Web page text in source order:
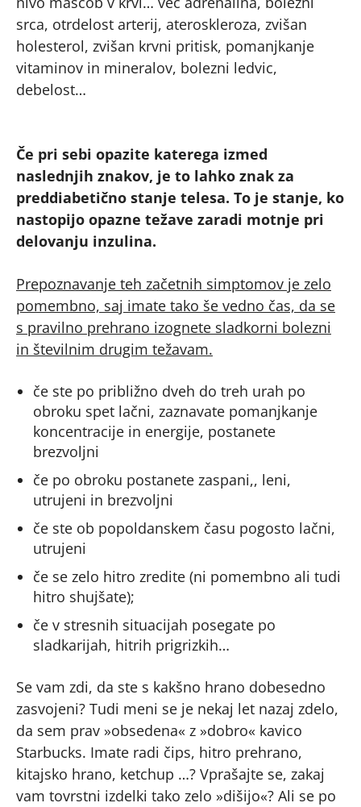
srca, otrdelost arterij, ateroskleroza, zvišan
holesterol, zvišan krvni pritisk, pomanjkanje
vitaminov in mineralov, bolezni ledvic,
debelost…
Če pri sebi opazite katerega izmed
naslednjih znakov, je to lahko znak za
preddiabetično stanje telesa. To je stanje, ko
nastopijo opazne težave zaradi motnje pri
delovanju inzulina.
Prepoznavanje teh začetnih simptomov je zelo
pomembno, saj imate tako še vedno čas, da se
s pravilno prehrano izognete sladkorni bolezni
in številnim drugim težavam.
če ste po približno dveh do treh urah po
obroku spet lačni, zaznavate pomanjkanje
koncentracije in energije, postanete
brezvoljni
če po obroku postanete zaspani,, leni,
utrujeni in brezvoljni
če ste ob popoldanskem času pogosto lačni,
utrujeni
če se zelo hitro zredite (ni pomembno ali tudi
hitro shujšate);
če v stresnih situacijah posegate po
sladkarijah, hitrih prigrizkih…
Se vam zdi, da ste s kakšno hrano dobesedno
zasvojeni? Tudi meni se je nekaj let nazaj zdelo,
da sem prav »obsedena« z »dobro« kavico
Starbucks. Imate radi čips, hitro prehrano,
kitajsko hrano, ketchup …? Vprašajte se, zakaj
vam tovrstni izdelki tako zelo »dišijo«? Ali se po